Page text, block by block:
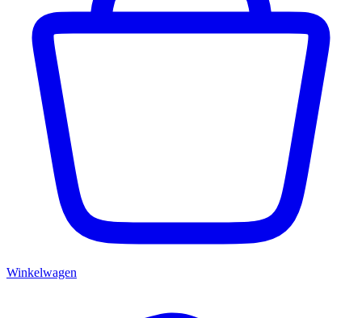
Winkelwagen